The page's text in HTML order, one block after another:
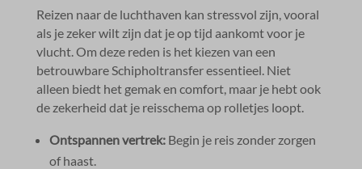
Reizen naar de luchthaven kan stressvol zijn, vooral
als je zeker wilt zijn dat je op tijd aankomt voor je
vlucht.​ Om deze reden is het kiezen van een
betrouwbare Schipholtransfer essentieel.​ Niet
alleen biedt het gemak en comfort, maar je hebt ook
de zekerheid dat je reisschema op rolletjes loopt.​
Ontspannen vertrek:Begin je reis zonder zorgen
of haast.​